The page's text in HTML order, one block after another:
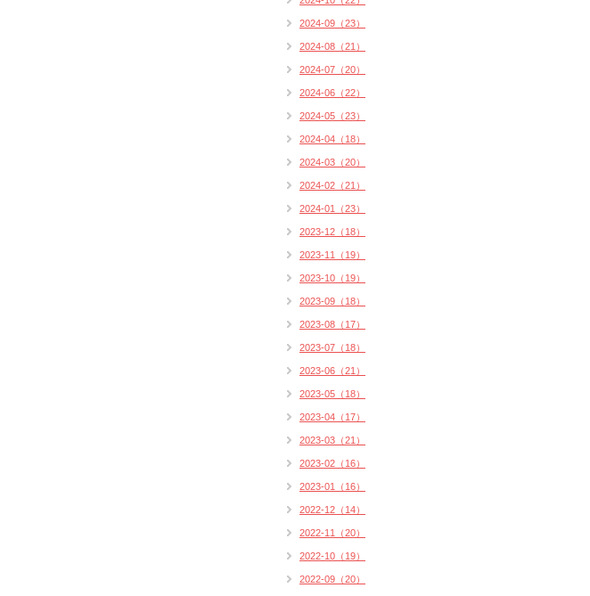
2024-09（23）
2024-08（21）
2024-07（20）
2024-06（22）
2024-05（23）
2024-04（18）
2024-03（20）
2024-02（21）
2024-01（23）
2023-12（18）
2023-11（19）
2023-10（19）
2023-09（18）
2023-08（17）
2023-07（18）
2023-06（21）
2023-05（18）
2023-04（17）
2023-03（21）
2023-02（16）
2023-01（16）
2022-12（14）
2022-11（20）
2022-10（19）
2022-09（20）